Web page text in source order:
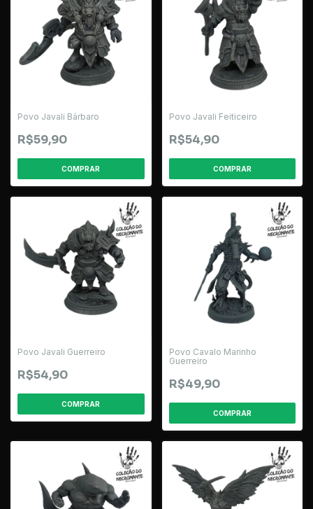
Povo Javali Bárbaro
R$59,90
Povo Javali Feiticeiro
R$54,90
Povo Javali Guerreiro
R$54,90
Povo Cavalo Marinho
Guerreiro
R$49,90